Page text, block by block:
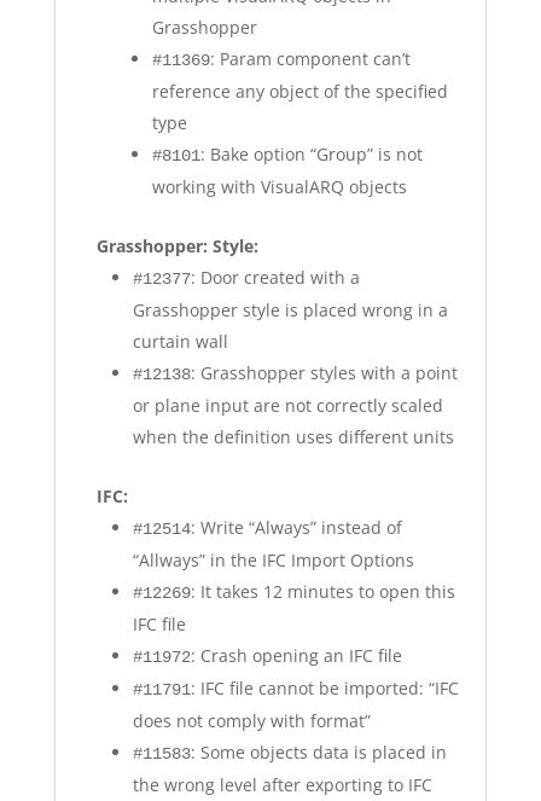
Grasshopper
#11369: Param component can’t
reference any object of the specified
type
#8101: Bake option “Group” is not
working with VisualARQ objects
Grasshopper: Style:
#12377: Door created with a
Grasshopper style is placed wrong in a
curtain wall
#12138: Grasshopper styles with a point
or plane input are not correctly scaled
when the definition uses different units
IFC:
#12514: Write “Always” instead of
“Allways” in the IFC Import Options
#12269: It takes 12 minutes to open this
IFC file
#11972: Crash opening an IFC file
#11791: IFC file cannot be imported: “IFC
does not comply with format”
#11583: Some objects data is placed in
the wrong level after exporting to IFC